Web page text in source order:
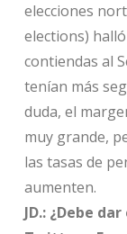
elecciones
elections)
contiendas al
tenían más
duda, el
muy grande,
las tasas de
aumenten.
JD.: ¿Debe